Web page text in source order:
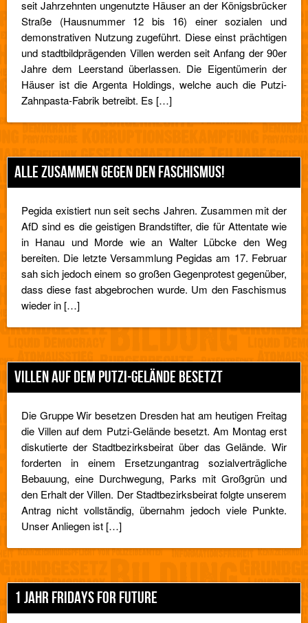
seit Jahrzehnten ungenutzte Häuser an der Königsbrücker
Straße (Hausnummer 12 bis 16) einer sozialen und
demonstrativen Nutzung zugeführt. Diese einst prächtigen
und stadtbildprägenden Villen werden seit Anfang der 90er
Jahre dem Leerstand überlassen. Die Eigentümerin der
Häuser ist die Argenta Holdings, welche auch die Putzi-
Zahnpasta-Fabrik betreibt. Es […]
ALLE ZUSAMMEN GEGEN DEN FASCHISMUS!
Pegida existiert nun seit sechs Jahren. Zusammen mit der
AfD sind es die geistigen Brandstifter, die für Attentate wie
in Hanau und Morde wie an Walter Lübcke den Weg
bereiten. Die letzte Versammlung Pegidas am 17. Februar
sah sich jedoch einem so großen Gegenprotest gegenüber,
dass diese fast abgebrochen wurde. Um den Faschismus
wieder in […]
VILLEN AUF DEM PUTZI-GELÄNDE BESETZT
Die Gruppe Wir besetzen Dresden hat am heutigen Freitag
die Villen auf dem Putzi-Gelände besetzt. Am Montag erst
diskutierte der Stadtbezirksbeirat über das Gelände. Wir
forderten in einem Ersetzungantrag sozialverträgliche
Bebauung, eine Durchwegung, Parks mit Großgrün und
den Erhalt der Villen. Der Stadtbezirksbeirat folgte unserem
Antrag nicht vollständig, übernahm jedoch viele Punkte.
Unser Anliegen ist […]
1 JAHR FRIDAYS FOR FUTURE